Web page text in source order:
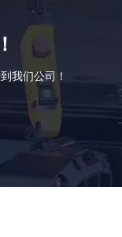
我们公司！